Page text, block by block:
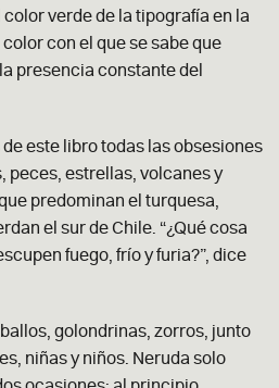
verde de la tipografía en la
con el que se sabe que
presencia constante del
este libro todas las obsesiones
peces, estrellas, volcanes y
predominan el turquesa,
el sur de Chile. “¿Qué cosa
fuego, frío y furia?”, dice
golondrinas, zorros, junto
niñas y niños. Neruda solo